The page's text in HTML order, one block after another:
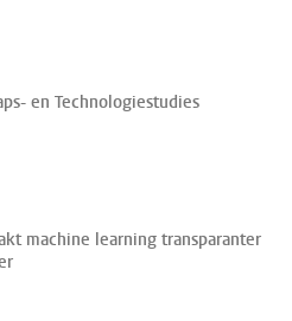
en Technologiestudies
machine learning transparanter